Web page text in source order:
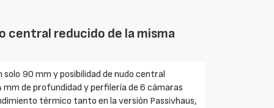
central reducido de la misma
90 mm y posibilidad de nudo central
de profundidad y perfilería de 6 cámaras
térmico tanto en la versión Passivhaus,